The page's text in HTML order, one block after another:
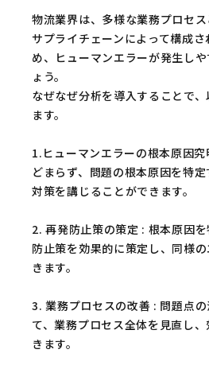
物流業界は、多様な業務プロセ
サプライチェーンによって構成
め、ヒューマンエラーが発生し
ょう。
なぜなぜ分析を導入することで
ます。
1.ヒューマンエラーの根本原因
どまらず、問題の根本原因を特
対策を講じることができます。
2. 再発防止策の策定 : 根本原因
防止策を効果的に策定し、同様
きます。
3. 業務プロセスの改善 : 問題点
て、業務プロセス全体を見直し
きます。